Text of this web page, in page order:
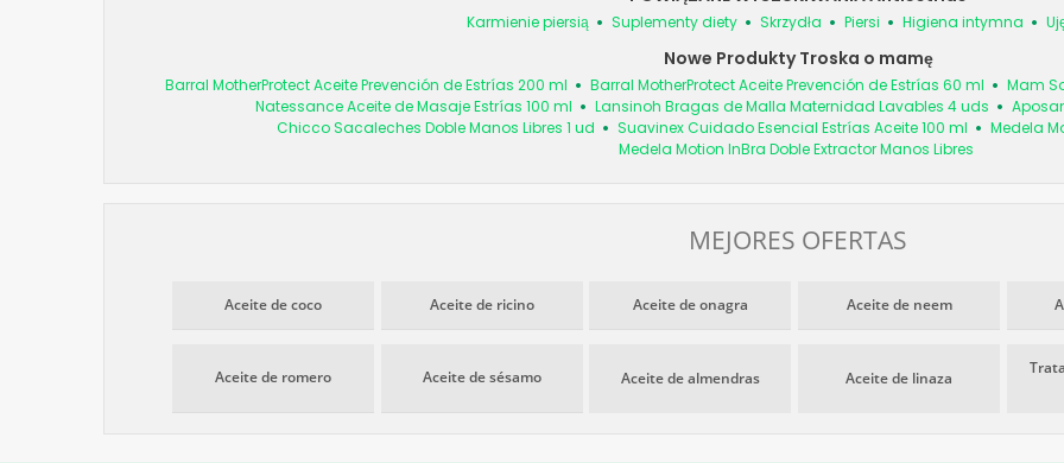
Karmienie piersią Suplementy diety Skrzydła Piersi Higiena intymna
Nowe Produkty Troska o mamę
Barral MotherProtect Aceite Prevención de Estrías 200 ml Barral MotherProtect Aceite Prevención de Estrías 60 ml
Mam
Natessance Aceite de Masaje Estrías 100 ml
Lansinoh Bragas de Malla Maternidad Lavables 4 uds
Chicco Sacaleches Doble Manos Libres 1 ud
Suavinex Cuidado Esencial Estrías Aceite 100 ml
Medela
Medela Motion InBra Doble Extractor Manos Libres
MEJORES OFERTAS
Aceite de coco Aceite de ricino Aceite de onagra Aceite de neem
Aceite de romero Aceite de sésamo Aceite de almendras Aceite de linaza